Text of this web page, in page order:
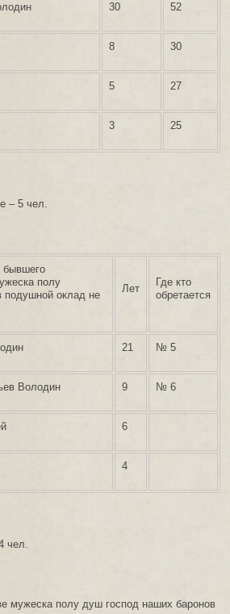
30 52
8 30
5 27
3 25
– 5 чел.
бывшего
полу
подушной оклад не
Лет
Где кто
обретается
21 № 5
Володин 9 № 6
6
4
чел.
мужеска полу душ господ наших баронов